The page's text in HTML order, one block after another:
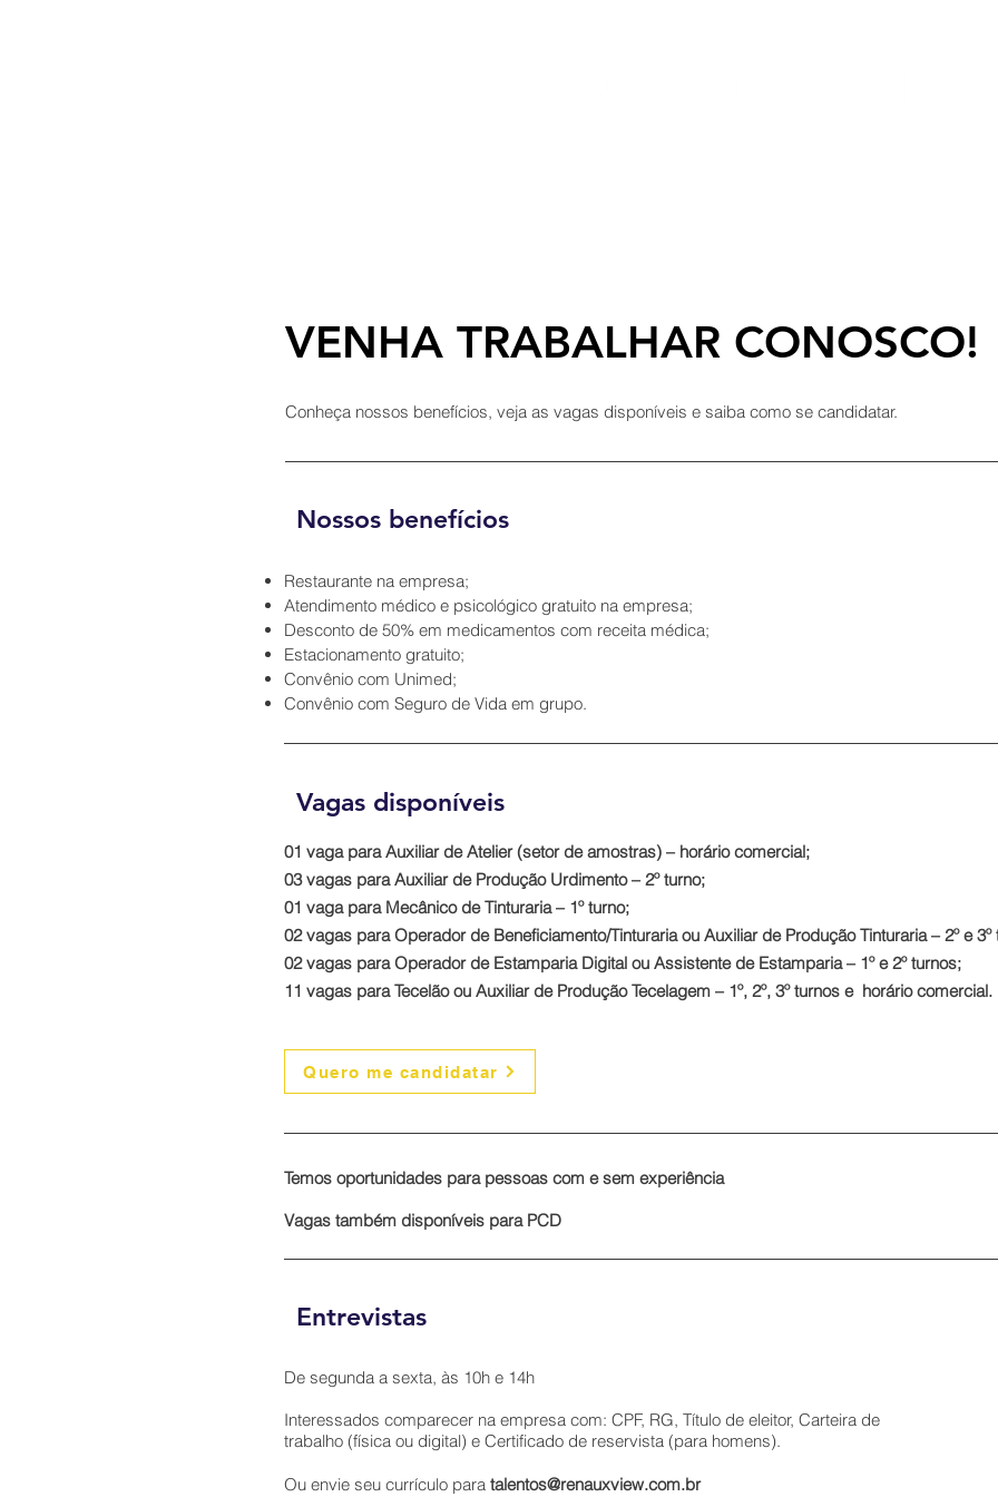
VENHA TRABALHAR CONOSCO!
Conheça nossos benefícios, veja as vagas disponíveis e saiba como se candidatar.
Nossos benefícios
Restaurante na empresa;
Atendimento médico e psicológico gratuito na empresa;
Desconto de 50% em medicamentos com receita médica;
Estacionamento gratuito;
Convênio com Unimed;
Convênio com Seguro de Vida em grupo.
Vagas disponíveis
01 vaga para Auxiliar de Atelier (setor de amostras) – horário comercial;
03 vagas para Auxiliar de Produção Urdimento – 2º turno;
01 vaga para Mecânico de Tinturaria – 1º turno;
02 vagas para Operador de Beneficiamento/Tinturaria ou Auxiliar de Produção Tinturaria – 2º e 3º
02 vagas para Operador de Estamparia Digital ou Assistente de Estamparia – 1º e 2º turnos;
11 vagas para Tecelão ou Auxiliar de Produção Tecelagem – 1º, 2º, 3º turnos e horário comercial.
Quero me candidatar
Temos oportunidades para pessoas com e sem experiência
​Vagas também disponíveis para PCD
Entrevistas
De segunda a sexta, às 10h e 14h
Interessados comparecer na empresa com: CPF, RG, Título de eleitor, Carteira de
trabalho (física ou digital) e Certificado de reservista (para homens).
Ou envie seu currículo para talentos@renauxview.com.br